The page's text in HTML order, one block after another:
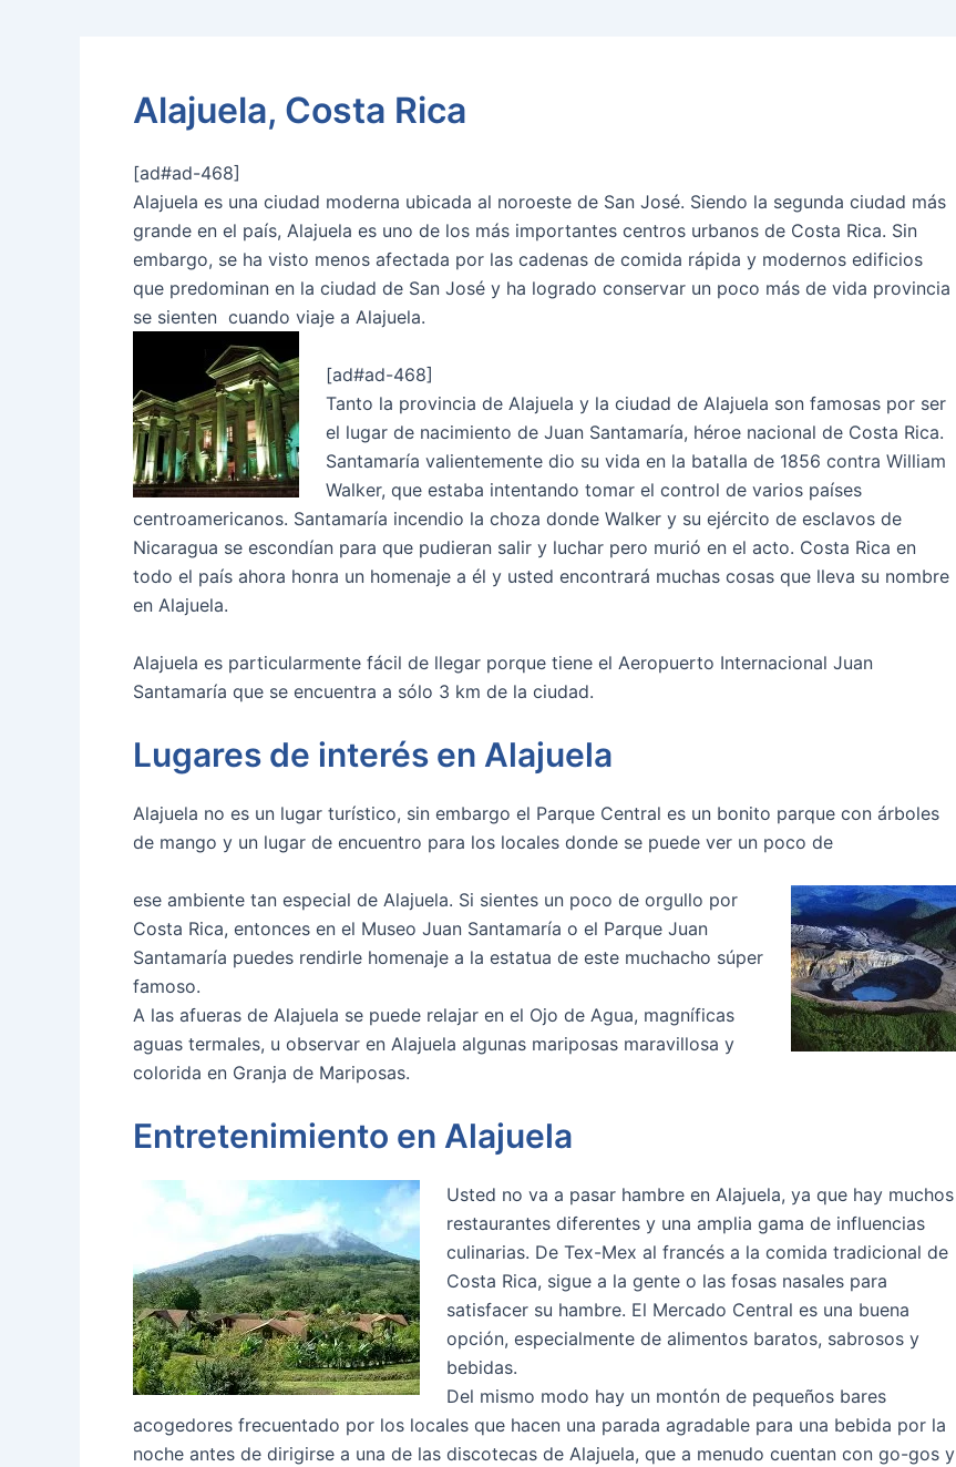
Alajuela, Costa Rica
[ad#ad-468]
Alajuela es una ciudad moderna ubicada al noroeste de San José. Siendo la segunda ciudad más
grande en el país, Alajuela es uno de los más importantes centros urbanos de Costa Rica. Sin
embargo, se ha visto menos afectada por las cadenas de comida rápida y modernos edificios
que predominan en la ciudad de San José y ha logrado conservar un poco más de vida provincia
se sienten cuando viaje a Alajuela.
[ad#ad-468]
Tanto la provincia de Alajuela y la ciudad de Alajuela son famosas por ser
el lugar de nacimiento de Juan Santamaría, héroe nacional de Costa Rica.
Santamaría valientemente dio su vida en la batalla de 1856 contra William
Walker, que estaba intentando tomar el control de varios países
centroamericanos. Santamaría incendio la choza donde Walker y su ejército de esclavos de
Nicaragua se escondían para que pudieran salir y luchar pero murió en el acto. Costa Rica en
todo el país ahora honra un homenaje a él y usted encontrará muchas cosas que lleva su nombre
en Alajuela.
Alajuela es particularmente fácil de llegar porque tiene el Aeropuerto Internacional Juan
Santamaría que se encuentra a sólo 3 km de la ciudad.
Lugares de interés en Alajuela
Alajuela no es un lugar turístico, sin embargo el Parque Central es un bonito parque con árboles
de mango y un lugar de encuentro para los locales donde se puede ver un poco de
ese ambiente tan especial de Alajuela. Si sientes un poco de orgullo por
Costa Rica, entonces en el Museo Juan Santamaría o el Parque Juan
Santamaría puedes rendirle homenaje a la estatua de este muchacho súper
famoso.
A las afueras de Alajuela se puede relajar en el Ojo de Agua, magníficas
aguas termales, u observar en Alajuela algunas mariposas maravillosa y
colorida en Granja de Mariposas.
Entretenimiento en Alajuela
Usted no va a pasar hambre en Alajuela, ya que hay muchos
restaurantes diferentes y una amplia gama de influencias
culinarias. De Tex-Mex al francés a la comida tradicional de
Costa Rica, sigue a la gente o las fosas nasales para
satisfacer su hambre. El Mercado Central es una buena
opción, especialmente de alimentos baratos, sabrosos y
bebidas.
Del mismo modo hay un montón de pequeños bares
acogedores frecuentado por los locales que hacen una parada agradable para una bebida por la
noche antes de dirigirse a una de las discotecas de Alajuela, que a menudo cuentan con go-gos y